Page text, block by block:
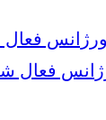
فعال